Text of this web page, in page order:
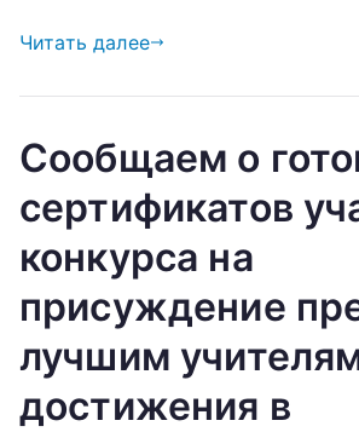
Читать далее
Сообщаем о
сертификатов
конкурса на
присуждение
лучшим
достижения в